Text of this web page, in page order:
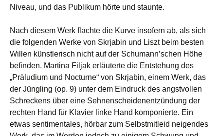
Niveau, und das Publikum hörte und staunte.
Nach diesem Werk flachte die Kurve insofern ab, als sich
die folgenden Werke von Skrjabin und Liszt beim besten
Willen künstlerisch nicht auf der Schumann’schen Höhe
befinden. Martina Filjak erläuterte die Entstehung des
„Präludium und Nocturne“ von Skrjabin, einem Werk, das
der Jüngling (op. 9) unter dem Eindruck des angstvollen
Schreckens über eine Sehnenscheidenentzündung der
rechten Hand für Klavier linke Hand komponierte. Ein
etwas sentimentales, hörbar zum Selbstmitleid neigendes